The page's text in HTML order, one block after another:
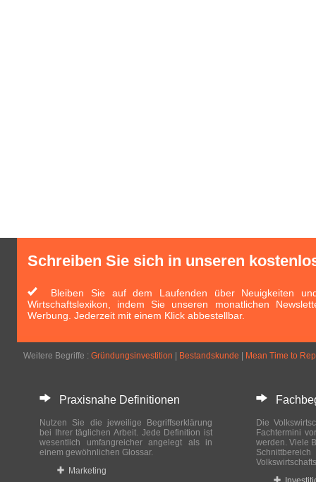
Schreiben Sie sich in unseren
Bleiben Sie auf dem Laufenden über Neuigkeiten
Wirtschaftslexikon, indem Sie unseren monatlichen
Werbung. Jederzeit mit einem Klick abbestellbar.
Weitere Begriffe : Gründungsinvestition Bestandskunde Mean Time to
Praxisnahe Definitionen
Nutzen Sie die jeweilige Begriffserklärung
bei Ihrer täglichen Arbeit. Jede Definition ist
wesentlich umfangreicher angelegt als in
einem gewöhnlichen Glossar.
Marketing
Die
Fachtermini
werden. Viele